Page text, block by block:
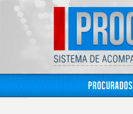
Procurados